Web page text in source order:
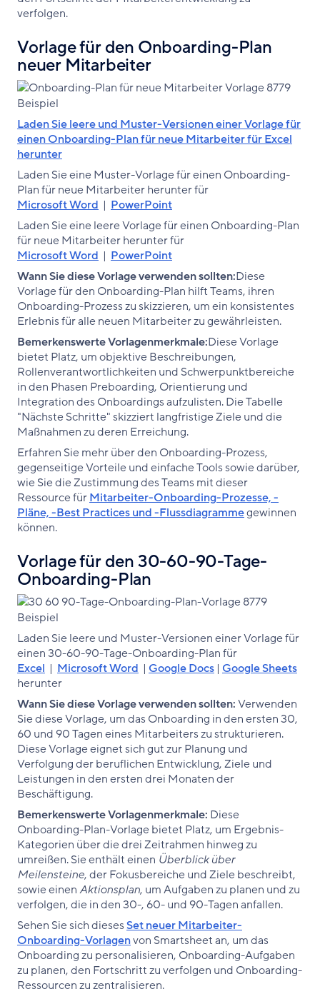
verfolgen.
Vorlage für den Onboarding-Plan
neuer Mitarbeiter
Laden Sie leere und Muster-Versionen einer Vorlage für
einen Onboarding-Plan für neue Mitarbeiter für Excel
herunter
Laden Sie eine Muster-Vorlage für einen Onboarding-
Plan für neue Mitarbeiter herunter für
Microsoft Word | PowerPoint
Laden Sie eine leere Vorlage für einen Onboarding-Plan
für neue Mitarbeiter herunter für
Microsoft Word | PowerPoint
Wann Sie diese Vorlage verwenden sollten:Diese
Vorlage für den Onboarding-Plan hilft Teams, ihren
Onboarding-Prozess zu skizzieren, um ein konsistentes
Erlebnis für alle neuen Mitarbeiter zu gewährleisten.
Bemerkenswerte Vorlagenmerkmale:Diese Vorlage
bietet Platz, um objektive Beschreibungen,
Rollenverantwortlichkeiten und Schwerpunktbereiche
in den Phasen Preboarding, Orientierung und
Integration des Onboardings aufzulisten. Die Tabelle
"Nächste Schritte" skizziert langfristige Ziele und die
Maßnahmen zu deren Erreichung.
Erfahren Sie mehr über den Onboarding-Prozess,
gegenseitige Vorteile und einfache Tools sowie darüber,
wie Sie die Zustimmung des Teams mit dieser
Ressource fürMitarbeiter-Onboarding-Prozesse, -
Pläne, -Best Practices und -Flussdiagrammegewinnen
können.
Vorlage für den 30-60-90-Tage-
Onboarding-Plan
Laden Sie leere und Muster-Versionen einer Vorlage für
einen 30-60-90-Tage-Onboarding-Plan für
Excel | Microsoft Word | Google Docs | Google Sheets
herunter
Wann Sie diese Vorlage verwenden sollten:Verwenden
Sie diese Vorlage, um das Onboarding in den ersten 30,
60 und 90 Tagen eines Mitarbeiters zu strukturieren.
Diese Vorlage eignet sich gut zur Planung und
Verfolgung der beruflichen Entwicklung, Ziele und
Leistungen in den ersten drei Monaten der
Beschäftigung.
Bemerkenswerte Vorlagenmerkmale: Diese
Onboarding-Plan-Vorlage bietet Platz, um Ergebnis-
Kategorien über die drei Zeitrahmen hinweg zu
umreißen. Sie enthält einen Überblick über
Meilensteine, der Fokusbereiche und Ziele beschreibt,
sowie einenAktionsplan, um Aufgaben zu planen und zu
verfolgen, die in den 30-, 60- und 90-Tagen anfallen.
Sehen Sie sich diesesSet neuer Mitarbeiter-
Onboarding-Vorlagenvon Smartsheet an, um das
Onboarding zu personalisieren, Onboarding-Aufgaben
zu planen, den Fortschritt zu verfolgen und Onboarding-
Ressourcen zu zentralisieren.